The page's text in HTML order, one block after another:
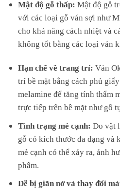
Mật độ gỗ thấp:Mật độ gỗ
với các loại gỗ ván sợi như
cho khả năng cách nhiệt và
không tốt bằng các loại ván
Hạn chế về trang trí:Ván
trí bề mặt bằng cách phủ
melamine để tăng tính thẩm
trực tiếp trên bề mặt như gỗ
Tình trạng mẻ cạnh: Do vật
gỗ có kích thước đa dạng và
mẻ cạnh có thể xảy ra, ảnh
phẩm.
Dễ bị giãn nở và thay đổi